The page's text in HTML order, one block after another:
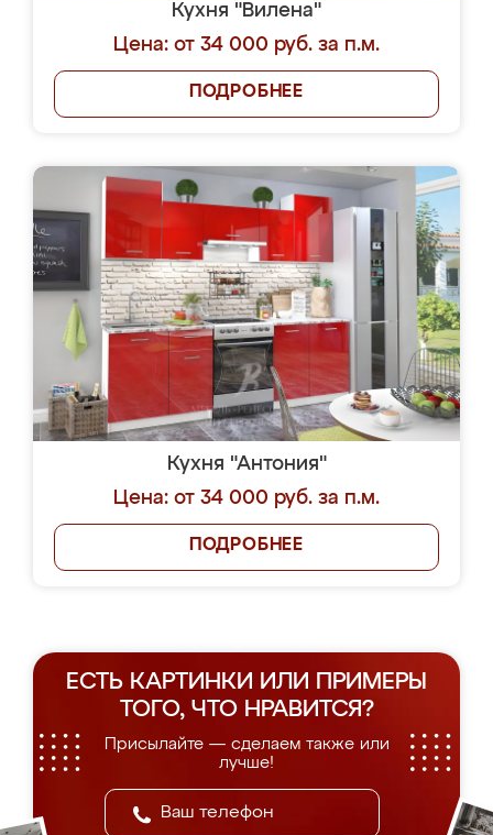
Кухня "Вилена"
Цена: от 34 000 руб. за п.м.
ПОДРОБНЕЕ
Кухня "Антония"
Цена: от 34 000 руб. за п.м.
ПОДРОБНЕЕ
ЕСТЬ КАРТИНКИ ИЛИ ПРИМЕРЫ
ТОГО, ЧТО НРАВИТСЯ?
Присылайте — сделаем также или
лучше!